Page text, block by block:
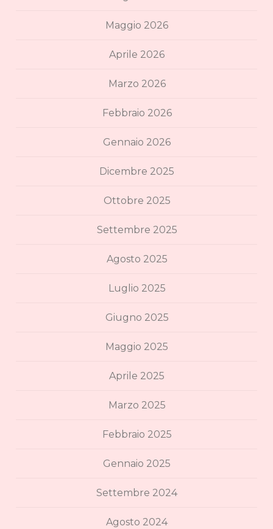
Maggio 2026
Aprile 2026
Marzo 2026
Febbraio 2026
Gennaio 2026
Dicembre 2025
Ottobre 2025
Settembre 2025
Agosto 2025
Luglio 2025
Giugno 2025
Maggio 2025
Aprile 2025
Marzo 2025
Febbraio 2025
Gennaio 2025
Settembre 2024
Agosto 2024